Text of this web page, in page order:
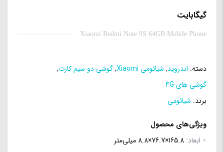
گیگابایت
Xiaomi Redmi Note 9S 64GB Mobile Phone
دسته: اندروید, شیائومی Xiaomi ,گوشی دو سیم کارت,
گوشی های 4G
برند: شیائومی
ویژگی‌های محصول
ابعاد: 165.8×76.7×8.8 میلی‌متر